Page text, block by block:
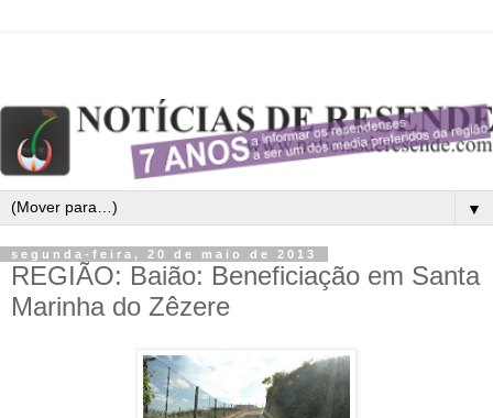
▼
segunda-feira, 20 de maio de 2013
REGIÃO: Baião: Beneficiação em Santa
Marinha do Zêzere